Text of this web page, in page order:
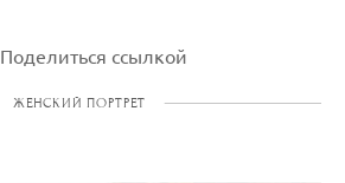
Поделиться ссылкой
ЖЕНСКИЙ ПОРТРЕТ